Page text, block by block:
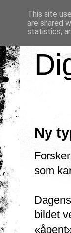
Ny
som
bildet
This site
are shared
statistics,